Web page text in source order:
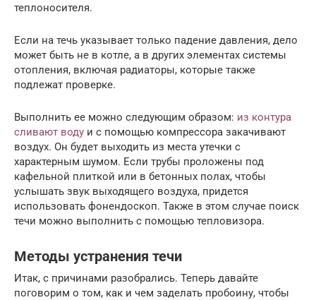
теплоносителя.
Если на течь указывает только падение давления, дело
может быть не в котле, а в других элементах системы
отопления, включая радиаторы, которые также
подлежат проверке.
Выполнить ее можно следующим образом: из контура
сливают воду и с помощью компрессора закачивают
воздух. Он будет выходить из места утечки с
характерным шумом. Если трубы проложены под
кафельной плиткой или в бетонных полах, чтобы
услышать звук выходящего воздуха, придется
использовать фонендоскоп. Также в этом случае поиск
течи можно выполнить с помощью тепловизора.
Методы устранения течи
Итак, с причинами разобрались. Теперь давайте
поговорим о том, как и чем заделать пробоину, чтобы